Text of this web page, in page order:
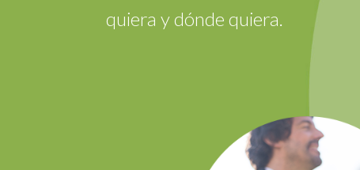
quiera y dónde quiera.